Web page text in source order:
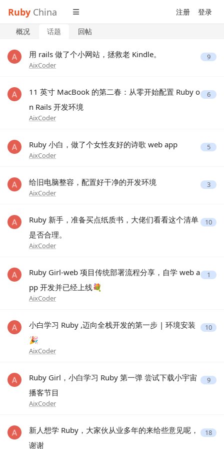
Ruby China 注册 登录
概况 话题 回帖
用 rails 做了个小网站，拯救老 Kindle。
AixCoder
9
11 英寸 MacBook 的第二春：从零开始配置 Ruby o
n Rails 开发环境
AixCoder
6
Ruby 小白，做了个女性友好的诗歌 web app
AixCoder
5
给旧电脑整容，配置好干净的开发环境
AixCoder
3
Ruby 新手，准备买点纸质书，大佬们看看这个清单
是否合理。
AixCoder
10
Ruby Girl-web 项目传统部署流程分享，自学 web a
pp 开发并已经上线💐
AixCoder
1
小白学习 Ruby ,迈向全栈开发的第一步 | 环境安装
🎉
AixCoder
10
Ruby Girl，小白学习 Ruby 第一弹 尝试下载小宇宙
播客节目
AixCoder
9
新人想学 Ruby，大家伙从业多年的来给些意见呢，
谢谢
18